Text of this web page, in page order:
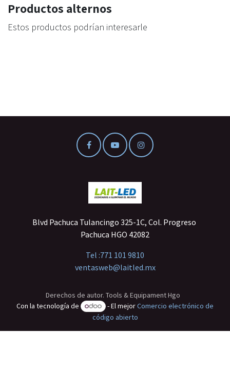
Productos alternos
Estos productos podrían interesarle
Blvd Pachuca Tulancingo 325-1C, Col. Progreso
Pachuca HGO 42082
Tel :771 101 9810
ventasweb@laitled.mx
Derechos de autor. Tools & Equipament Hgo
Con la tecnología de
- El mejorComercio electrónico de
código abierto